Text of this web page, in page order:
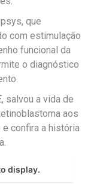
que
com estimulação
funcional da
o diagnóstico
salvou a vida de
aos
confira a história
display.